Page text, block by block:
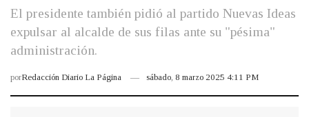
El presidente también pidió al partido Nuevas Ideas
expulsar al alcalde de sus filas ante su "pésima"
administración.
porRedacción Diario La Página sábado, 8 marzo 2025 4:11 PM